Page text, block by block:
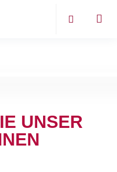
UNSER